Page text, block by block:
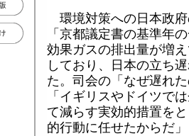
環境対策への日本政
「京都議定書の基準年
効果ガスの排出量が増
しており、日本の立ち
た。司会の「なぜ遅れ
「イギリスやドイツで
て減らす実効的措置を
的行動に任せたからだ